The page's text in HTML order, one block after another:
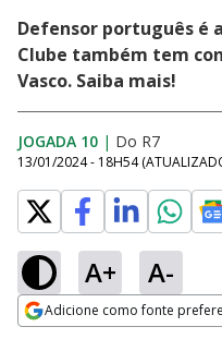
Defensor português é
Clube também tem
Vasco. Saiba mais!
JOGADA 10 | Do R7
13/01/2024 - 18H54
A+ A-
Adicione como fonte